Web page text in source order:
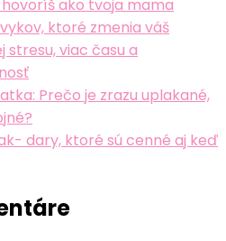
ako tvoja mama
ktoré zmenia váš
stresu, viac času a
Prečo je zrazu uplakané,
dary, ktoré sú cenné aj keď